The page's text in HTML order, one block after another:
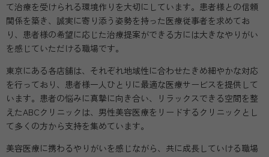
て治療を受けられる環境作りを大切にしています。患者様との信頼
関係を築き、誠実に寄り添う姿勢を持った医療従事者を求めてお
り、患者様の希望に応じた治療提案ができる方には大きなやりがい
を感じていただける職場です。
東京にある各店舗は、それぞれ地域性に合わせたきめ細やかな対応
を行っており、患者様一人ひとりに最適な医療サービスを提供して
います。患者の悩みに真摯に向き合い、リラックスできる空間を整
えたABCクリニックは、男性美容医療をリードするクリニックとし
て多くの方から支持を集めています。
美容医療に携わるやりがいを感じながら、共に成長していける職場